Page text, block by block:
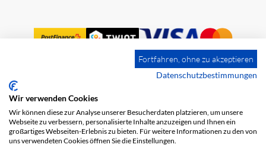
Impression
Protection des données
Fortfahren, ohne zu akzeptieren
Datenschutzbestimmungen
Wir verwenden Cookies
Wir können diese zur Analyse unserer Besucherdaten platzieren, um unsere
Webseite zu verbessern, personalisierte Inhalte anzuzeigen und Ihnen ein
großartiges Webseiten-Erlebnis zu bieten. Für weitere Informationen zu den von
uns verwendeten Cookies öffnen Sie die Einstellungen.